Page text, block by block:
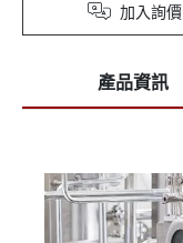
加入詢價
產品資訊